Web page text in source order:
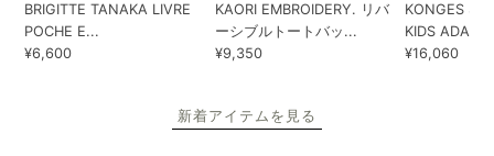
BRIGITTE TANAKA LIVRE
POCHE E...
¥6,600
KAORI EMBROIDERY. リバ
ーシブルトートバッ...
¥9,350
KONGES
KIDS ADA...
¥16,060
新着アイテムを見る